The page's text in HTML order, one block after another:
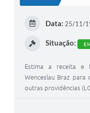
Data: 25/11/
Situação:
Estima a receita e
Wenceslau Braz
outras providências